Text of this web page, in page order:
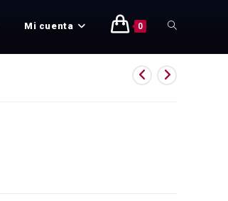
¡Bienvenido!
Mi cuenta 0